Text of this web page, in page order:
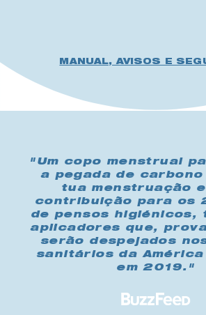
MANUAL, AVISOS E
"Um copo menstrual
a pegada de
tua menstruação
contribuição para os
de pensos higiénicos,
aplicadores que,
serão despejados
sanitários da
em 2019."